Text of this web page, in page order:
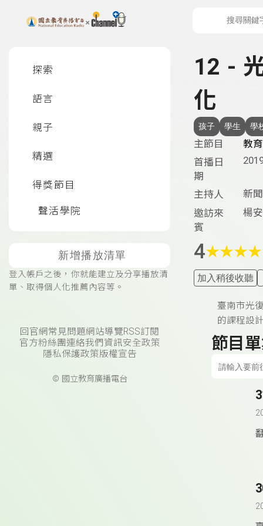
上方功能區塊
探索
語言
親子
精選
得獎節目
聲活學院
新增播放清單
登入帳戶之後，你就能建立及分享播放清
單、取得個人化推薦內容等。
回官網常見問題網站導覽RSS訂閱
官方粉絲團連絡我們 資訊安全政策
隱私保護政策版權宣告
© 國立教育廣播電台
12 -
化
孩子 學生 學
主節目
教
首播日
期
主持人
新
邀訪來
賓
楊
4★★★★
加入稍後收聽
臺南市光
的課程設
節目